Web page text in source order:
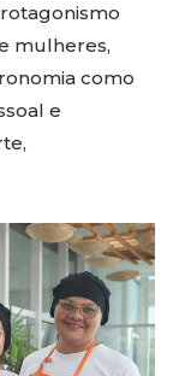
mulheres,
como
e